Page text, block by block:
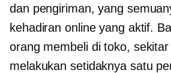
dan pengiriman, yang
kehadiran online yang aktif.
orang membeli di toko,
melakukan setidaknya satu